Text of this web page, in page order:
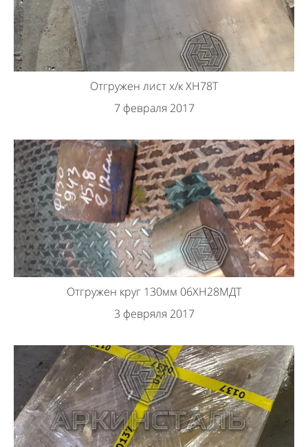
Отгружен лист х/к ХН78Т
7 февраля 2017
Отгружен круг 130мм 06ХН28МДТ
3 февряля 2017